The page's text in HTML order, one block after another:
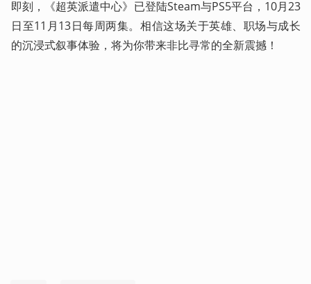
即刻，《超英派遣中心》已登陆Steam与PS5平台，10月23
日至11月13日每周两集。相信这场关于英雄、职场与成长
的沉浸式叙事体验，将为你带来非比寻常的全新震撼！